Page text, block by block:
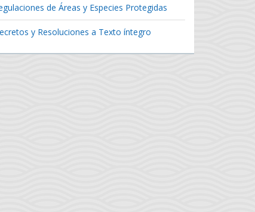
de Áreas y Especies Protegidas
y Resoluciones a Texto íntegro